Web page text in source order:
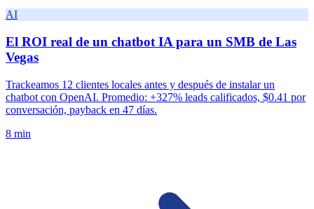
AI
El ROI real de un chatbot IA para un SMB de Las
Vegas
Trackeamos 12 clientes locales antes y después de instalar un
chatbot con OpenAI. Promedio: +327% leads calificados, $0.41 por
conversación, payback en 47 días.
8 min